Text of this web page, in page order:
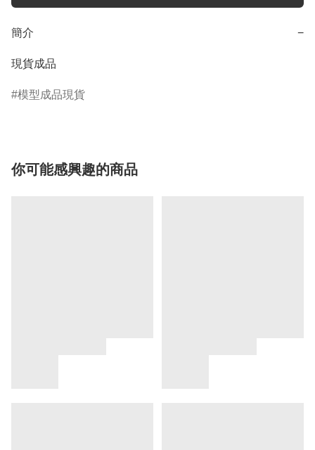
簡介 −
現貨成品
模型成品現貨
你可能感興趣的商品